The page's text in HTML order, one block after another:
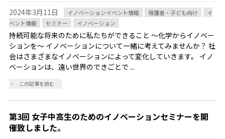
2024年3月11日 イノベーションイベント情報 保護者・子ども向け
イ
ベント情報
セミナー イノベーション
持続可能な将来のために私たちができること ～化学からイノベー
ションを～ イノベーションについて一緒に考えてみませんか？ 社
会はさまざまなイノベーションによって変化していきます。 イノ
ベーションは、遠い世界のできごとで ...
この記事を読む
第3回 女子中高生のためのイノベーションセミナーを開
催致しました。